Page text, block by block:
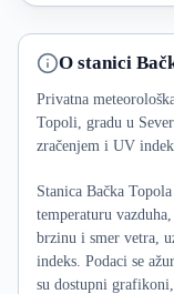
O stanici
Privatna
Topoli, gradu u
zračenjem i UV
Stanica Bačka
temperaturu
brzinu i smer vetra,
indeks. Podaci se
su dostupni